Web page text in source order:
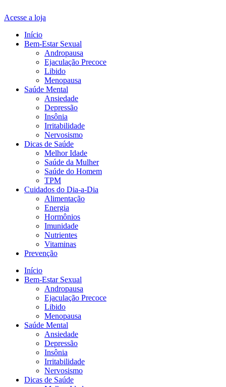
Acesse a loja
Início
Bem-Estar Sexual
Andropausa
Ejaculação Precoce
Libido
Menopausa
Saúde Mental
Ansiedade
Depressão
Insônia
Irritabilidade
Nervosismo
Dicas de Saúde
Melhor Idade
Saúde da Mulher
Saúde do Homem
TPM
Cuidados do Dia-a-Dia
Alimentação
Energia
Hormônios
Imunidade
Nutrientes
Vitaminas
Prevenção
Início
Bem-Estar Sexual
Andropausa
Ejaculação Precoce
Libido
Menopausa
Saúde Mental
Ansiedade
Depressão
Insônia
Irritabilidade
Nervosismo
Dicas de Saúde